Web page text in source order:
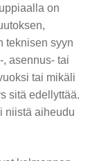
on
teknisen syyn
asennus- tai
tai mikäli
sitä edellyttää.
niistä aiheudu